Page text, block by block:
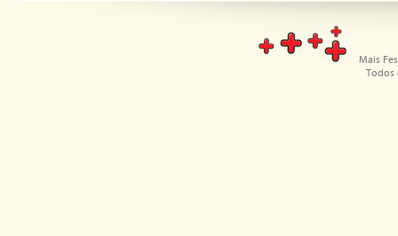
Mais
Todos